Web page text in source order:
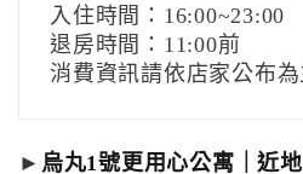
入住時間：16:00~23:00
退房時間：11:00前
消費資訊請依店家公布為
► 烏丸1號更用心公寓｜近